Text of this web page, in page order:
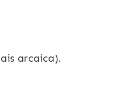
arcaica).